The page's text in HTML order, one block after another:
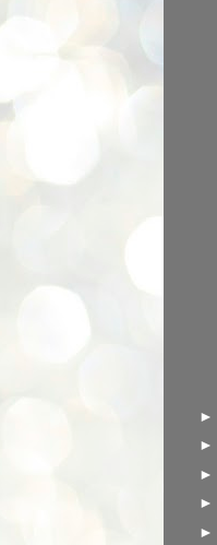
►
►
►
►
►